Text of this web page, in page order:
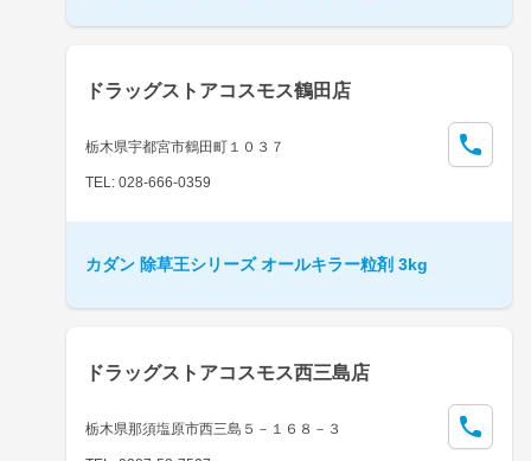
ドラッグストアコスモス鶴田店
栃木県宇都宮市鶴田町１０３７
TEL: 028-666-0359
カダン 除草王シリーズ オールキラー粒剤 3kg
ドラッグストアコスモス西三島店
栃木県那須塩原市西三島５－１６８－３